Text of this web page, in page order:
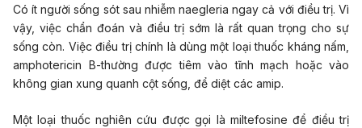
Có ít người sống sót sau nhiễm naegleria ngay cả với điều trị. Vì
vậy, việc chẩn đoán và điều trị sớm là rất quan trọng cho sự
sống còn. Việc điều trị chính là dùng một loại thuốc kháng nấm,
amphotericin B-thường được tiêm vào tĩnh mạch hoặc vào
không gian xung quanh cột sống, để diệt các amip.
Một loại thuốc nghiên cứu được gọi là miltefosine để điều trị